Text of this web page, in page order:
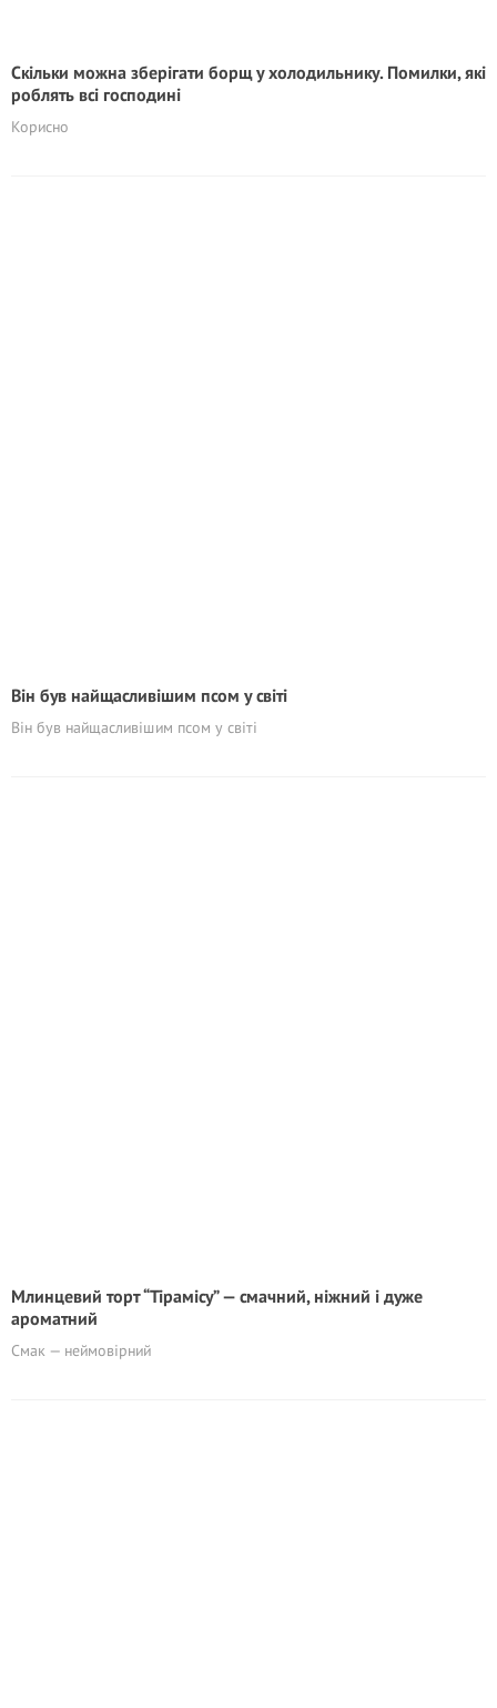
Скільки можна зберігати борщ у холодильнику. Помилки, які
роблять всі господині
Корисно
Він був найщасливішим псом у світі
Він був найщасливішим псом у світі
Млинцевий торт “Тірамісу” — смачний, ніжний і дуже
ароматний
Смак — неймовірний